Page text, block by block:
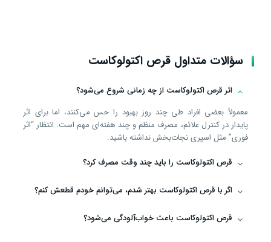
سؤالات متداول قرص اکتولوکاست
اثر قرص اکتولوکاست از چه زمانی شروع می‌شود؟
معمولاً بعضی افراد طی چند روز بهبود را حس می‌کنند، اما برای اثر
پایدار در کنترل علائم، مصرف منظم و چند هفته‌ای مهم است. انتظار “اثر
فوری” مثل اسپری نجات‌بخش نداشته باشید.
قرص اکتولوکاست را باید چند وقت مصرف کرد؟
اگر با قرص اکتولوکاست بهتر شدم، می‌توانم خودم قطعش کنم؟
قرص اکتولوکاست باعث خواب‌آلودگی می‌شود؟